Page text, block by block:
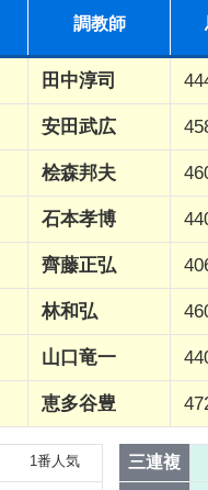
調教師
田中淳司
安田武広
桧森邦夫
石本孝博
齊藤正弘
林和弘
山口竜一
恵多谷豊
1番人気 三連複